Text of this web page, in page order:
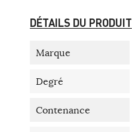
DÉTAILS DU PRODUIT
Marque
Degré
Contenance